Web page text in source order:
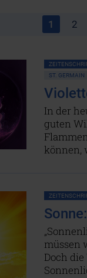
1 2
ST. GERMAIN
In der
guten
können,
müssen
Doch